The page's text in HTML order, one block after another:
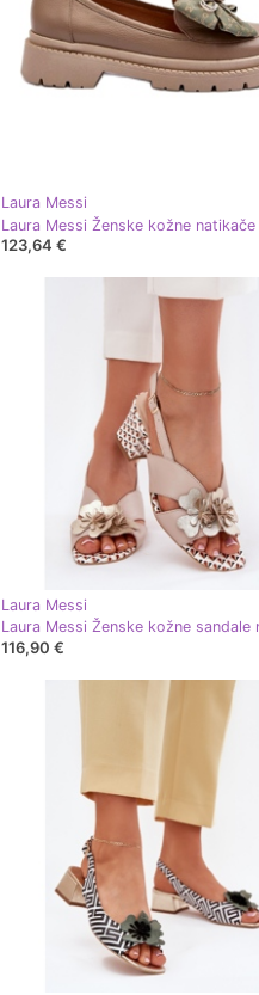
Laura Messi
123,64 €
Laura Messi
116,90 €